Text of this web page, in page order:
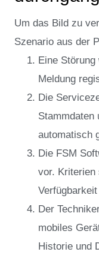
Um das Bild zu
Szenario aus der
Eine
Meldung
Die
Stammdaten
automatisch
Die FSM
vor. Kriterien
Der
mobiles
Historie und